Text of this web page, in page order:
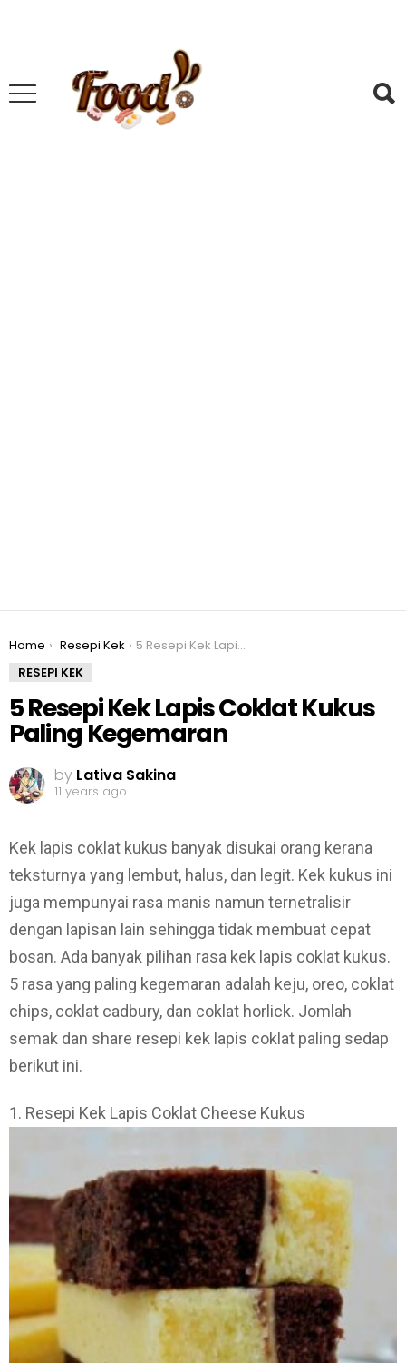
You are here:
Home Resepi Kek
5 Resepi Kek Lapis Coklat Kukus Paling Kegemaran
RESEPI KEK
5 Resepi Kek Lapis Coklat Kukus
Paling Kegemaran
by Lativa Sakina
11 years ago
Kek lapis coklat kukus banyak disukai orang kerana
teksturnya yang lembut, halus, dan legit. Kek kukus ini
juga mempunyai rasa manis namun ternetralisir
dengan lapisan lain sehingga tidak membuat cepat
bosan. Ada banyak pilihan rasa kek lapis coklat kukus.
5 rasa yang paling kegemaran adalah keju, oreo, coklat
chips, coklat cadbury, dan coklat horlick. Jomlah
semak dan share resepi kek lapis coklat paling sedap
berikut ini.
1. Resepi Kek Lapis Coklat Cheese Kukus